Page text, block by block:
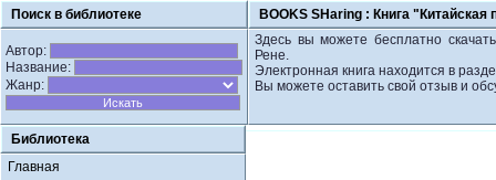
Поиск в библиотеке BOOKS SHaring : Книга "Китайская
Автор:
Название:
Жанр:
Здесь вы можете бесплатно
Рене.
Электронная книга находится в
Вы можете оставить свой отзыв и
Библиотека
Главная